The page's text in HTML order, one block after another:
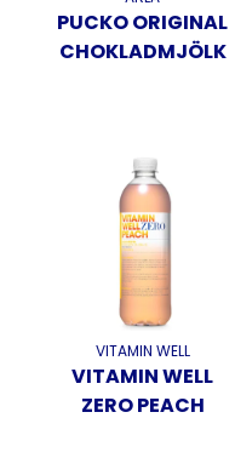
PUCKO ORIGINAL
CHOKLADMJÖLK
VITAMIN WELL
VITAMIN WELL
ZERO PEACH